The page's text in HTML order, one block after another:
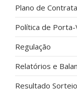
Plano de
Política de
Regulação
Relatórios e
Resultado